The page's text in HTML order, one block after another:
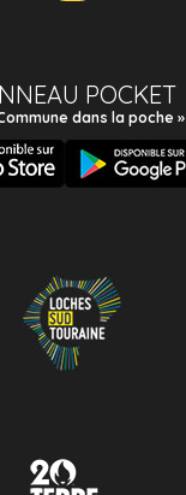
POCKET
dans la poche »